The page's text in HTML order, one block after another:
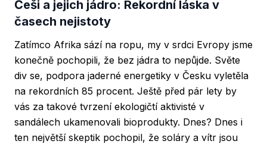
Češi a jejich jádro: Rekordní láska v
časech nejistoty
Zatímco Afrika sází na ropu, my v srdci Evropy jsme
konečně pochopili, že bez jádra to nepůjde. Světe
div se, podpora jaderné energetiky v Česku vyletěla
na rekordních 85 procent. Ještě před pár lety by
vás za takové tvrzení ekologičtí aktivisté v
sandálech ukamenovali bioprodukty. Dnes? Dnes i
ten největší skeptik pochopil, že soláry a vítr jsou